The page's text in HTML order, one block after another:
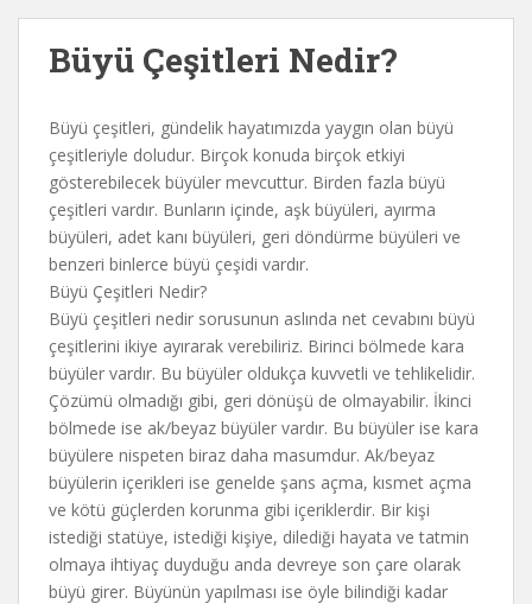
Büyü Çeşitleri Nedir?
Büyü çeşitleri, gündelik hayatımızda yaygın olan büyü
çeşitleriyle doludur. Birçok konuda birçok etkiyi
gösterebilecek büyüler mevcuttur. Birden fazla büyü
çeşitleri vardır. Bunların içinde, aşk büyüleri, ayırma
büyüleri, adet kanı büyüleri, geri döndürme büyüleri ve
benzeri binlerce büyü çeşidi vardır.
Büyü Çeşitleri Nedir?
Büyü çeşitleri nedir sorusunun aslında net cevabını büyü
çeşitlerini ikiye ayırarak verebiliriz. Birinci bölmede kara
büyüler vardır. Bu büyüler oldukça kuvvetli ve tehlikelidir.
Çözümü olmadığı gibi, geri dönüşü de olmayabilir. İkinci
bölmede ise ak/beyaz büyüler vardır. Bu büyüler ise kara
büyülere nispeten biraz daha masumdur. Ak/beyaz
büyülerin içerikleri ise genelde şans açma, kısmet açma
ve kötü güçlerden korunma gibi içeriklerdir. Bir kişi
istediği statüye, istediği kişiye, dilediği hayata ve tatmin
olmaya ihtiyaç duyduğu anda devreye son çare olarak
büyü girer. Büyünün yapılması ise öyle bilindiği kadar